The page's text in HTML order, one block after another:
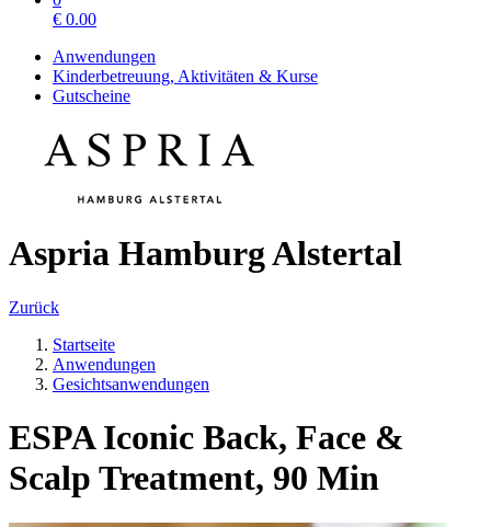
€ 0.00
Anwendungen
Kinderbetreuung, Aktivitäten & Kurse
Gutscheine
Aspria Hamburg Alstertal
Zurück
Startseite
Anwendungen
Gesichtsanwendungen
ESPA Iconic Back, Face &
Scalp Treatment, 90 Min